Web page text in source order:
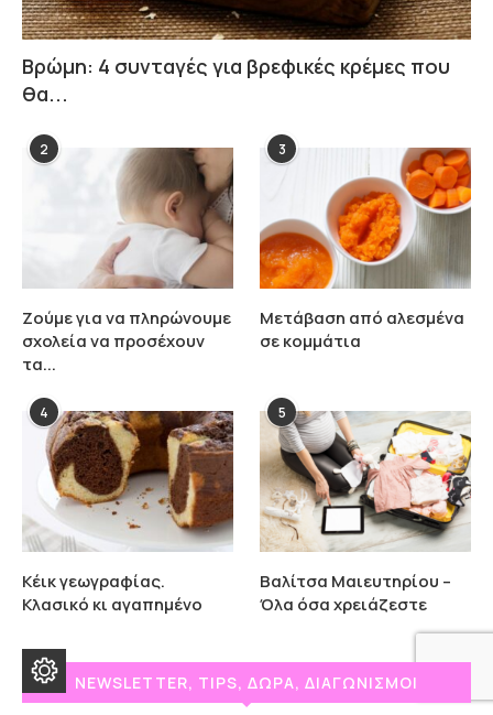
Βρώμη: 4 συνταγές για βρεφικές κρέμες που
θα...
2
Ζούμε για να πληρώνουμε
σχολεία να προσέχουν
τα...
3
Μετάβαση από αλεσμένα
σε κομμάτια
4
Κέικ γεωγραφίας.
Κλασικό κι αγαπημένο
5
Βαλίτσα Μαιευτηρίου –
Όλα όσα χρειάζεστε
NEWSLETTER, TIPS, ΔΩΡΑ, ΔΙΑΓΩΝΙΣΜΟΙ